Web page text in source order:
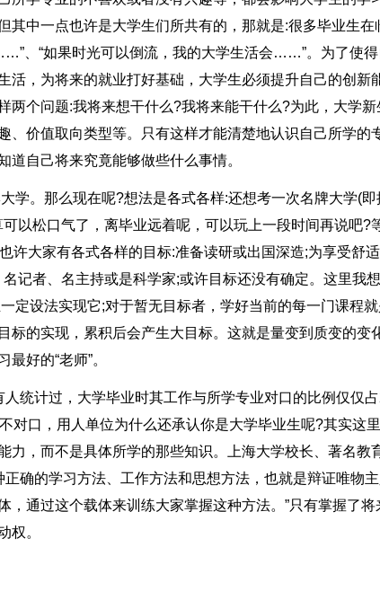
其中一点也许是大学生们所共有的，那就是:很多毕业生在
、“如果时光可以倒流，我的大学生活会……”。为了使得
活，为将来的就业打好基础，大学生必须提升自己的创新
两个问题:我将来想干什么?我将来能干什么?为此，大学新
、价值取向类型等。只有这样才能清楚地认识自己所学的
自己将来究竟能够做些什么事情。
学。那么现在呢?想法是各式各样:还想考一次名牌大学(即
以松口气了，离毕业远着呢，可以玩上一段时间再说吧?
许大家有各式各样的目标:准备读研或出国深造;为享受舒
记者、名主持或是科学家;或许目标还没有确定。这里我想
定设法实现它;对于暂无目标者，学好当前的每一门课程就
标的实现，累积后会产生大目标。这就是量变到质变的变
好的“老师”。
统计过，大学毕业时其工作与所学专业对口的比例仅仅
对口，用人单位为什么还承认你是大学毕业生呢?其实这里
力，而不是具体所学的那些知识。上海大学校长、著名教
确的学习方法、工作方法和思想方法，也就是辩证唯物主
通过这个载体来训练大家掌握这种方法。”只有掌握了将
权。